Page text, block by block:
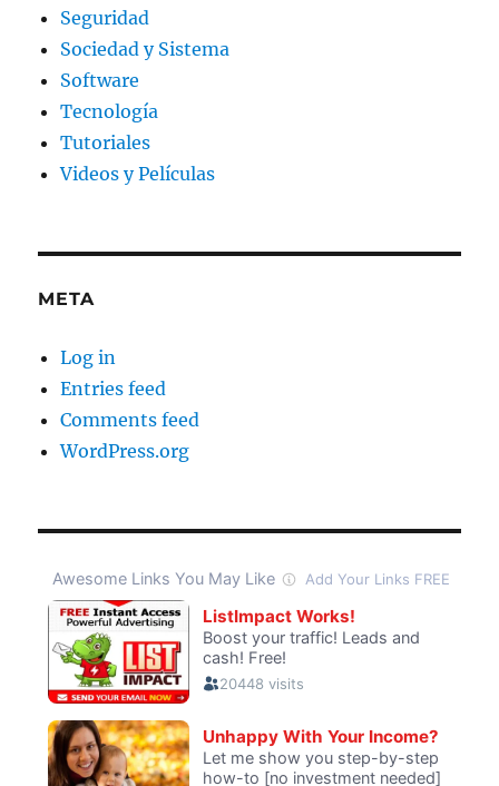
Seguridad
Sociedad y Sistema
Software
Tecnología
Tutoriales
Videos y Películas
META
Log in
Entries feed
Comments feed
WordPress.org